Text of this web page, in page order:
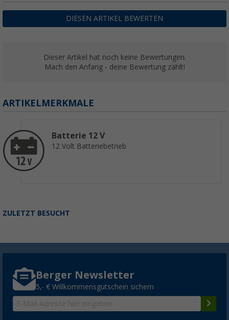
DIESEN ARTIKEL BEWERTEN
Dieser Artikel hat noch keine Bewertungen.
Mach den Anfang - deine Bewertung zählt!
ARTIKELMERKMALE
Batterie 12 V
12 Volt Batteriebetrieb
ZULETZT BESUCHT
Berger Newsletter
5,- € Willkommensgutschein sichern